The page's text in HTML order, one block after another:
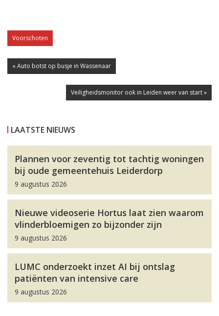
Voorschoten
« Auto botst op busje in Wassenaar
Veiligheidsmonitor ook in Leiden weer van start »
LAATSTE NIEUWS
Plannen voor zeventig tot tachtig woningen
bij oude gemeentehuis Leiderdorp
9 augustus 2026
Nieuwe videoserie Hortus laat zien waarom
vlinderbloemigen zo bijzonder zijn
9 augustus 2026
LUMC onderzoekt inzet AI bij ontslag
patiënten van intensive care
9 augustus 2026